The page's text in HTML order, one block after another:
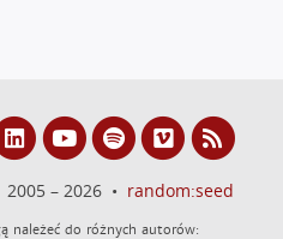
– 2026 • random:seed
należeć do różnych autorów: